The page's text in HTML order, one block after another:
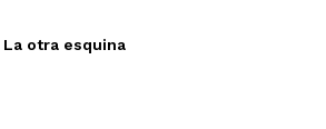
La otra esquina